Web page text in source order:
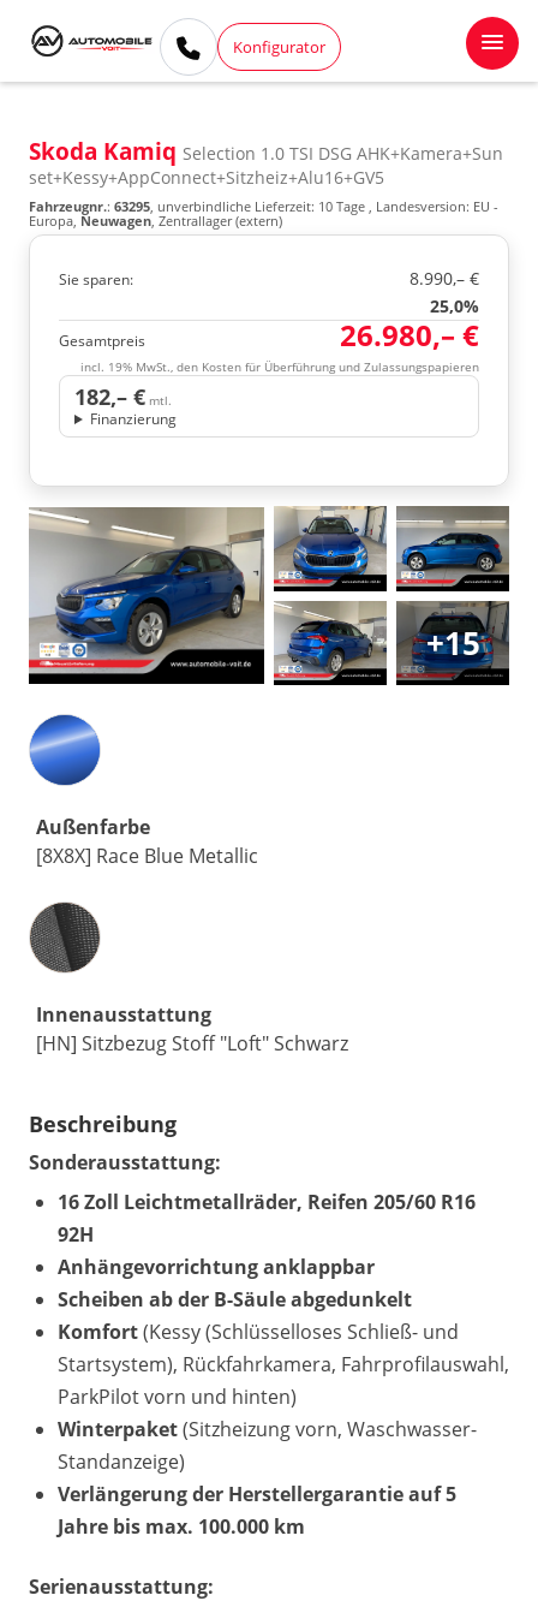
Konfigurator
Skoda Kamiq Selection 1.0 TSI DSG AHK+Kamera+Sun
set+Kessy+AppConnect+Sitzheiz+Alu16+GV5
Fahrzeugnr.: 63295, unverbindliche Lieferzeit: 10 Tage , Landesversion: EU -
Europa, Neuwagen, Zentrallager (extern)
Sie sparen:
8.990,– €
25,0%
Gesamtpreis 26.980,– €
incl. 19% MwSt., den Kosten für Überführung und Zulassungspapieren
182,– € mtl.
Finanzierung
+15
Außenfarbe
[8X8X] Race Blue Metallic
Innenausstattung
Innenausstattung
[HN] Sitzbezug Stoff "Loft" Schwarz
Beschreibung
Sonderausstattung:
16 Zoll Leichtmetallräder, Reifen 205/60 R16
92H
Anhängevorrichtung anklappbar
Scheiben ab der B-Säule abgedunkelt
Komfort(Kessy (Schlüsselloses Schließ- und
Startsystem), Rückfahrkamera, Fahrprofilauswahl,
ParkPilot vorn und hinten)
Winterpaket(Sitzheizung vorn, Waschwasser-
Standanzeige)
Verlängerung der Herstellergarantie auf 5
Jahre bis max. 100.000 km
Serienausstattung: